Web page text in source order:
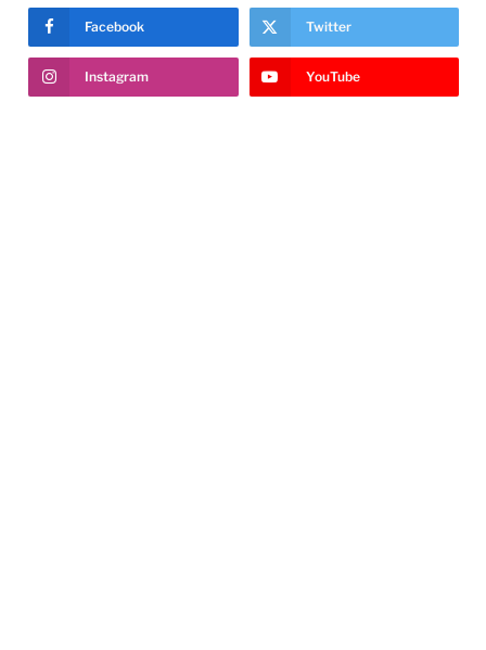
Facebook Twitter
Instagram YouTube